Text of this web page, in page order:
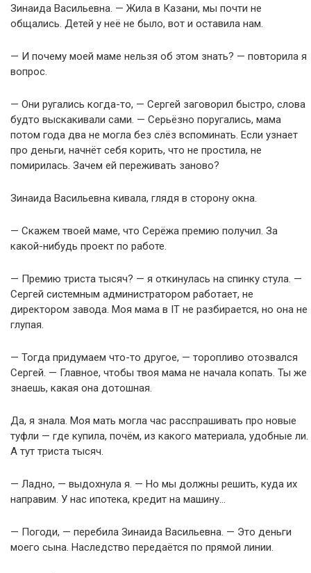
Зинаида Васильевна. — Жила в Казани, мы почти не
общались. Детей у неё не было, вот и оставила нам.
— И почему моей маме нельзя об этом знать? — повторила я
вопрос.
— Они ругались когда-то, — Сергей заговорил быстро, слова
будто выскакивали сами. — Серьёзно поругались, мама
потом года два не могла без слёз вспоминать. Если узнает
про деньги, начнёт себя корить, что не простила, не
помирилась. Зачем ей переживать заново?
Зинаида Васильевна кивала, глядя в сторону окна.
— Скажем твоей маме, что Серёжа премию получил. За
какой-нибудь проект по работе.
— Премию триста тысяч? — я откинулась на спинку стула. —
Сергей системным администратором работает, не
директором завода. Моя мама в IT не разбирается, но она не
глупая.
— Тогда придумаем что-то другое, — торопливо отозвался
Сергей. — Главное, чтобы твоя мама не начала копать. Ты же
знаешь, какая она дотошная.
Да, я знала. Моя мать могла час расспрашивать про новые
туфли — где купила, почём, из какого материала, удобные ли.
А тут триста тысяч.
— Ладно, — выдохнула я. — Но мы должны решить, куда их
направим. У нас ипотека, кредит на машину…
— Погоди, — перебила Зинаида Васильевна. — Это деньги
моего сына. Наследство передаётся по прямой линии.